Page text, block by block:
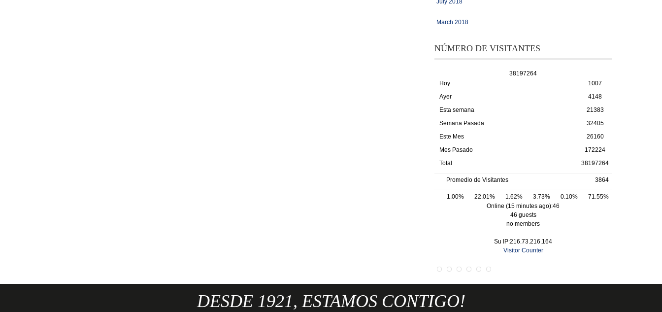
July 2018
March 2018
NÚMERO DE VISITANTES
38197264
Hoy
Ayer
Esta semana
Semana Pasada
Este Mes
Mes Pasado
Total
1007
4148
21383
32405
26160
172224
38197264
Promedio de Visitantes 3864
1.00% 22.01% 1.62% 3.73% 0.10%
71.55%
Online (15 minutes ago):46
46 guests
no members
Su IP:216.73.216.164
Visitor Counter
DESDE 1921, ESTAMOS CONTIGO!